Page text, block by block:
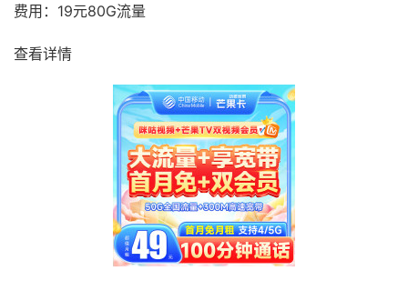
费用：19元80G流量
查看详情